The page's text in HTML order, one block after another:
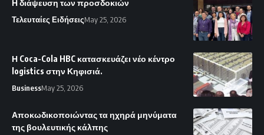
Η διάψευση των προσδοκιών
Τελευταίες ΕιδήσειςMay 25, 2026
Η Coca-Cola HBC κατασκευάζει νέο κέντρο
logistics στην Κηφισιά.
BusinessMay 25, 2026
Αποκωδικοποιώντας τα ηχηρά μηνύματα
της βουλευτικής κάλπης